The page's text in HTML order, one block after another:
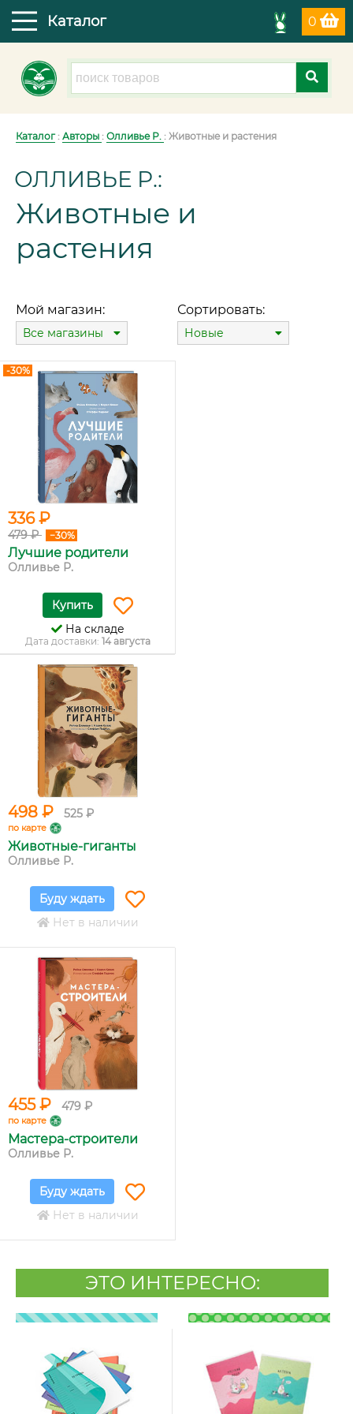
0
Каталог
Каталог: Авторы : Олливье Р. : Животные и растения
ОЛЛИВЬЕ Р.:
Животные и
растения
Мой магазин:
Все магазины
Сортировать:
Новые
-30%
336 ₽
479 ₽ −30%
Лучшие родители
Олливье Р.
Купить
На складе
Дата доставки: 14 августа
498 ₽ 525 ₽
по карте
Животные-гиганты
Олливье Р.
Буду ждать
Нет в наличии
455 ₽ 479 ₽
по карте
Мастера-строители
Олливье Р.
Буду ждать
Нет в наличии
ЭТО ИНТЕРЕСНО: